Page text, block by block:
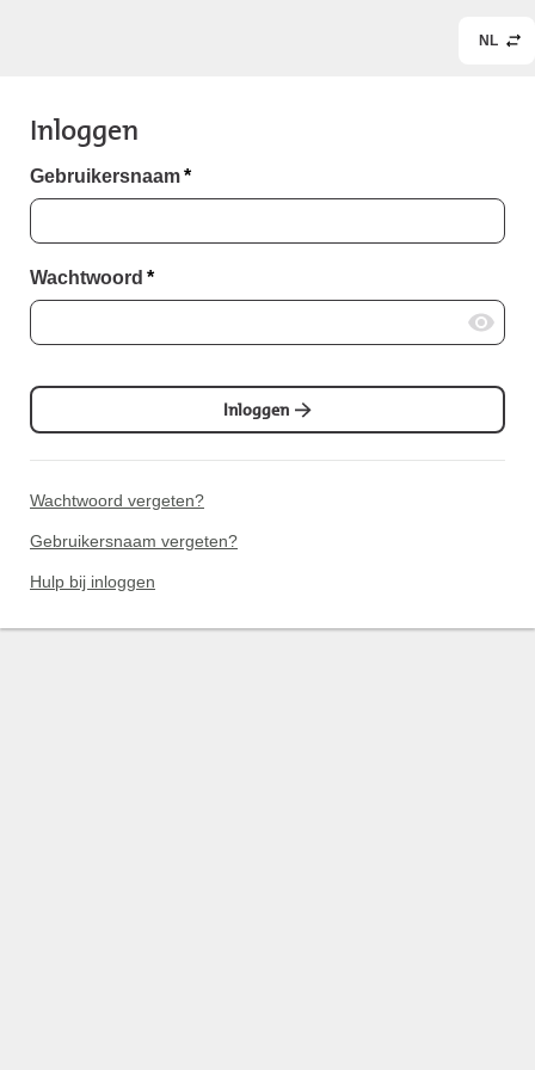
NL
Inloggen
Gebruikersnaam*
Wachtwoord *
Inloggen
Wachtwoord vergeten?
Gebruikersnaam vergeten?
Hulp bij inloggen